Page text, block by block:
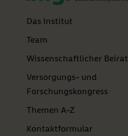
Das Institut
Team
Wissenschaftlicher Beirat
Versorgungs- und
Forschungskongress
Themen A-Z
Kontaktformular